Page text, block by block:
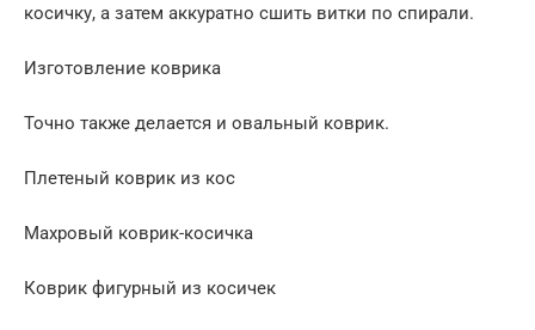
косичку, а затем аккуратно сшить витки по спирали.
Изготовление коврика
Точно также делается и овальный коврик.
Плетеный коврик из кос
Махровый коврик-косичка
Коврик фигурный из косичек